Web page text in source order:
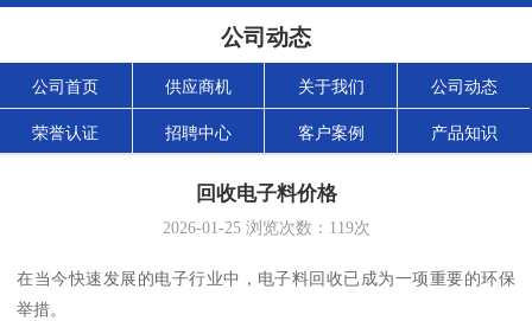
公司动态
公司首页 供应商机 关于我们 公司动态
荣誉认证 招聘中心 客户案例 产品知识
回收电子料价格
2026-01-25浏览次数： 119次
在当今快速发展的电子行业中，电子料回收已成为一项重要的环保
举措。